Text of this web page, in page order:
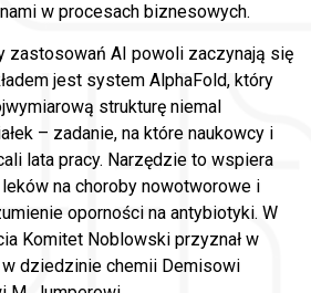
w procesach biznesowych.
zastosowań AI powoli zaczynają się
jest system AlphaFold, który
strukturę niemal
– zadanie, na które naukowcy i
lata pracy. Narzędzie to wspiera
na choroby nowotworowe i
oporności na antybiotyki. W
Komitet Noblowski przyznał w
w dziedzinie chemii Demisowi